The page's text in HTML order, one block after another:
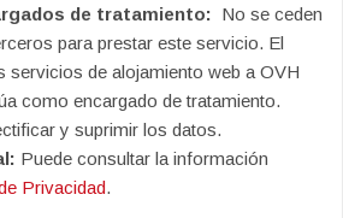
de tratamiento: No se ceden
para prestar este servicio. El
servicios de alojamiento web a OVH
como encargado de tratamiento.
y suprimir los datos.
Puede consultar la información
Privacidad.